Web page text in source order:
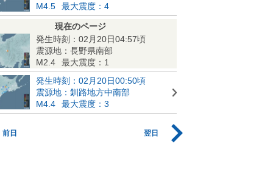
M4.5
最大震度：4
現在のページ
発生時刻：02月20日04:57頃
震源地：長野県南部
M2.4
最大震度：1
発生時刻：02月20日00:50頃
震源地：釧路地方中南部
M4.4
最大震度：3
前日 翌日